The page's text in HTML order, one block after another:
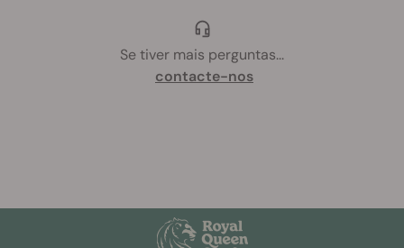
Se tiver mais perguntas...
contacte-nos